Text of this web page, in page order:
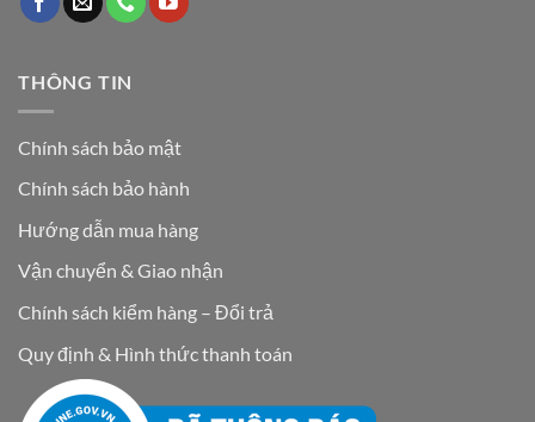
THÔNG TIN
Chính sách bảo mật
Chính sách bảo hành
Hướng dẫn mua hàng
Vận chuyển & Giao nhận
Chính sách kiểm hàng – Đổi trả
Quy định & Hình thức thanh toán